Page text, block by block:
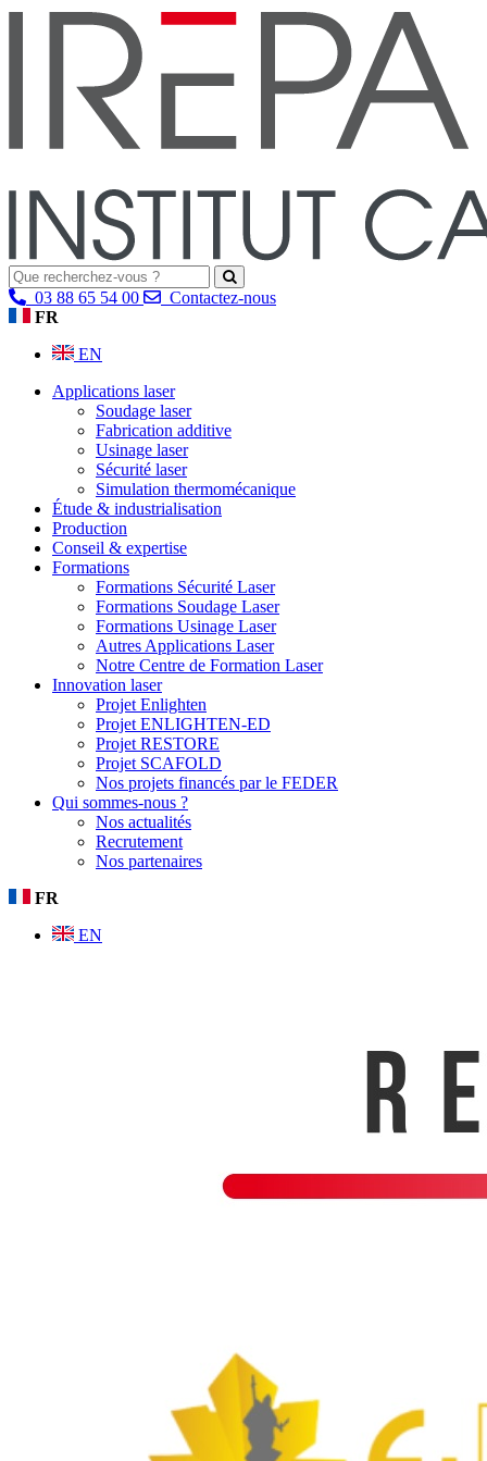
03 88 65 54 00
Contactez-nous
FR
EN
Applications laser
Soudage laser
Fabrication additive
Usinage laser
Sécurité laser
Simulation thermomécanique
Étude & industrialisation
Production
Conseil & expertise
Formations
Formations Sécurité Laser
Formations Soudage Laser
Formations Usinage Laser
Autres Applications Laser
Notre Centre de Formation Laser
Innovation laser
Projet Enlighten
Projet ENLIGHTEN-ED
Projet RESTORE
Projet SCAFOLD
Nos projets financés par le FEDER
Qui sommes-nous ?
Nos actualités
Recrutement
Nos partenaires
FR
EN